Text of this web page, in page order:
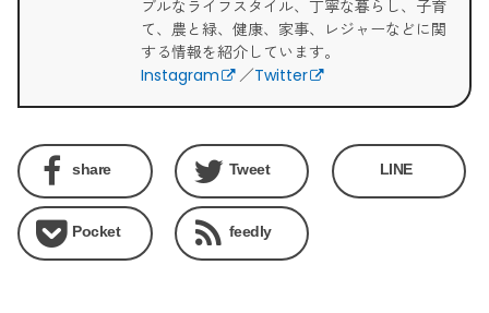
ブルなライフスタイル、丁寧な暮らし、子育
て、農と緑、健康、家事、レジャーなどに関
する情報を紹介しています。
Instagram
／Twitter
share Tweet LINE
Pocket feedly